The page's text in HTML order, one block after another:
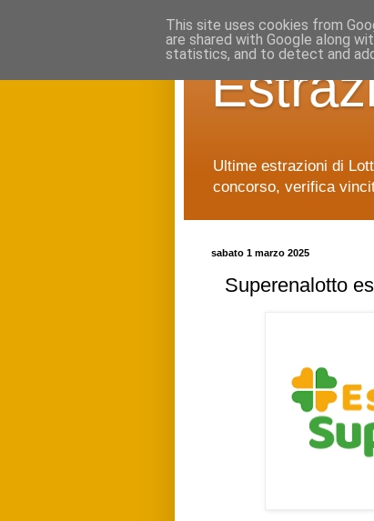
Ultime estrazioni di
concorso, verifica
sabato 1 marzo 2025
Superenalotto
This site uses cookies from
are shared with Google along
statistics, and to detect and